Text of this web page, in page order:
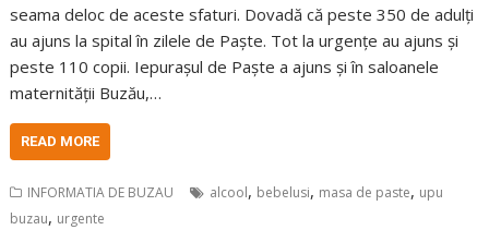
seama deloc de aceste sfaturi. Dovadă că peste 350 de adulți
au ajuns la spital în zilele de Paște. Tot la urgențe au ajuns și
peste 110 copii. Iepurașul de Paște a ajuns și în saloanele
maternității Buzău,…
READ MORE
INFORMATIA DE BUZAU alcool, bebelusi, masa de paste, upu
buzau, urgente